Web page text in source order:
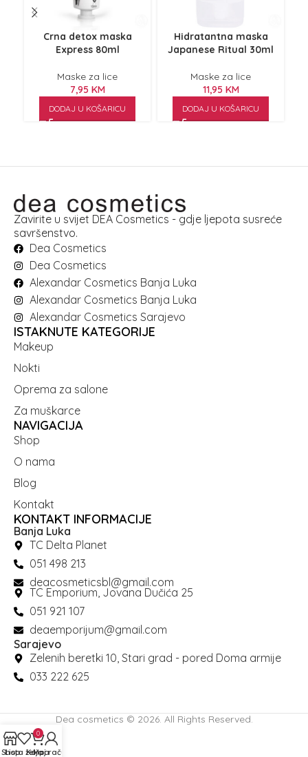
Crna detox maska
Express 80ml
Maske za lice
7,95 KM
DODAJ U KOŠARICU
Hidratantna maska
Japanese Ritual 30ml
Maske za lice
11,95 KM
DODAJ U KOŠARICU
Zavirite u svijet DEA Cosmetics - gdje ljepota susreće
savršenstvo.
Dea Cosmetics
Dea Cosmetics
Alexandar Cosmetics Banja Luka
Alexandar Cosmetics Banja Luka
Alexandar Cosmetics Sarajevo
ISTAKNUTE KATEGORIJE
Makeup
Nokti
Oprema za salone
Za muškarce
NAVIGACIJA
Shop
O nama
Blog
Kontakt
KONTAKT INFORMACIJE
Banja Luka
TC Delta Planet
051 498 213
deacosmeticsbl@gmail.com
TC Emporium, Jovana Dučića 25
051 921 107
deaemporijum@gmail.com
Sarajevo
Zelenih beretki 10, Stari grad - pored Doma armije
033 222 625
Dea cosmetics © 2026. All Rights Reserved.
Shop
Lista želja
0
Korpa
Moj račun